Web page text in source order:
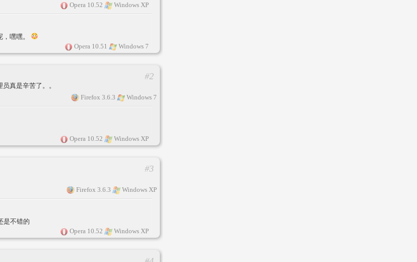
Opera 10.52
Windows XP
嘿嘿。
Opera 10.51
Windows 7
真是辛苦了。。
Firefox 3.6.3
Windows 7
#2
Opera 10.52
Windows XP
Firefox 3.6.3
Windows XP
#3
是不错的
Opera 10.52
Windows XP